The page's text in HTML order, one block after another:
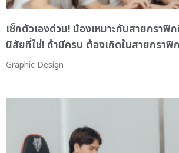
เช็กตัวเองด่วน! น้องเหมาะกับสายกราฟิ
นิสัยที่ใช่! ถ้ามีครบ ต้องเกิดในสายกราฟิ
Graphic Design